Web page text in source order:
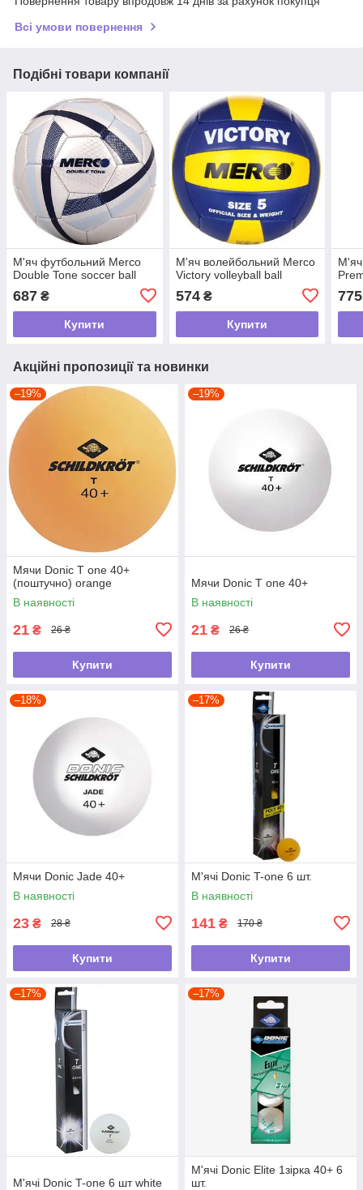
Всі умови повернення
Подібні товари компанії
М'яч футбольний Merco
Double Tone soccer ball
687 ₴
Купити
М'яч волейбольний Merco
Victory volleyball ball
574₴
Купити
М'яч
775
Акційні пропозиції та новинки
–19%
Мячи Donic T one 40+
(поштучно) orange
В наявності
21 ₴ 26 ₴
Купити
–19%
Мячи Donic T one 40+
В наявності
21 ₴ 26 ₴
Купити
–18%
Мячи Donic Jade 40+
В наявності
23 ₴ 28 ₴
Купити
–17%
М'ячі Donic T-one 6 шт.
В наявності
141 ₴ 170 ₴
Купити
–17%
М'ячі Donic T-one 6 шт white
–17%
М'ячі Donic Elite 1зірка 40+ 6
шт.